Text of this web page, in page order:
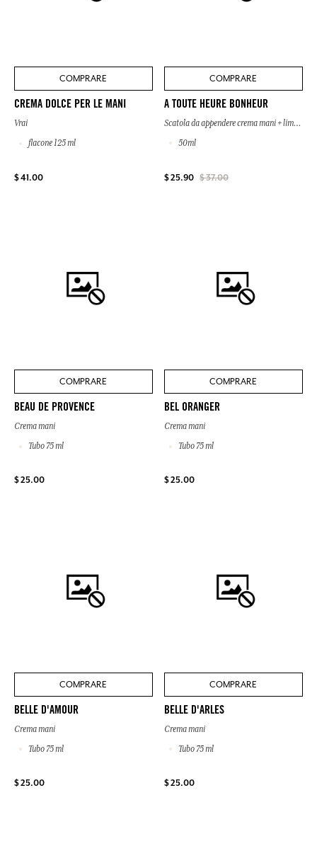
COMPRARE
CREMA DOLCE PER LE MANI
Vrai
flacone 125 ml
$ 41.00
COMPRARE
A TOUTE HEURE BONHEUR
Scatola da appendere crema mani + lima per unghie
50ml
$ 25.90 $ 37.00
COMPRARE
BEAU DE PROVENCE
Crema mani
Tubo 75 ml
$ 25.00
COMPRARE
BEL ORANGER
Crema mani
Tubo 75 ml
$ 25.00
COMPRARE
BELLE D'AMOUR
Crema mani
Tubo 75 ml
$ 25.00
COMPRARE
BELLE D'ARLES
Crema mani
Tubo 75 ml
$ 25.00